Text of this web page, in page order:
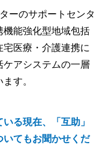
ーのサポートセンタ
能強化型地域包括
医療・介護連携に
アシステムの一層
す。
る現在、「互助」
てもお聞かせくだ